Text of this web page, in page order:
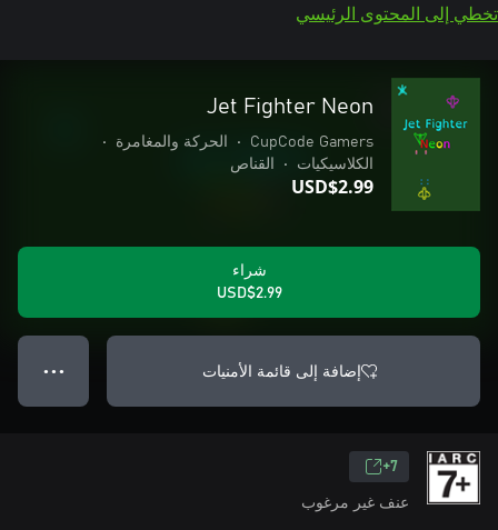
تخطي إلى المحتوى الرئيسي
Jet Fighter Neon
CupCode Gamers
• الحركة والمغامرة
•
الكلاسيكيات
• القناص
USD$2.99
شراء
USD$2.99
إضافة إلى قائمة الأمنيات ● ● ●
7+
عنف غير مرغوب